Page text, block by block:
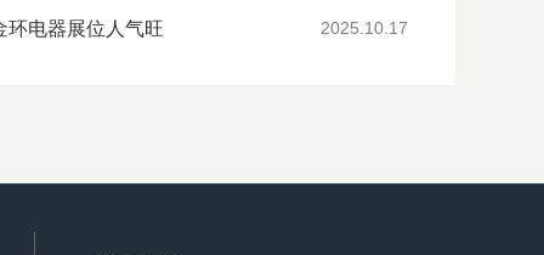
环电器展位人气旺 2025.10.17